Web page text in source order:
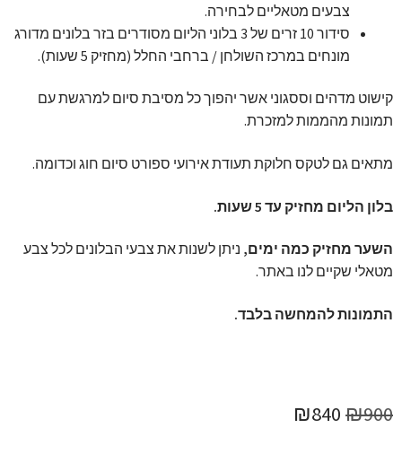
צבעים מטאליים לבחירה.
סידור 10 זרים של 3 בלוני הליום מסודרים בזר בלונים מדורג
מונחים במרכז השולחן / ברחבי החלל (מחזיק 5 שעות).
קישוט מדהים וססגוני אשר יהפוך כל מסיבת סיום למרגשת עם
תמונות מהממות למזכרת.
מתאים גם לטקס חלוקת תעודת אירועי ספורט סיום חוג וכדומה.
בלון הליום מחזיק עד 5 שעות.
השער מחזיק כמה ימים, ניתן לשנות את צבעי הבלונים לכל צבע
מטאלי שקיים לנו באתר.
התמונות להמחשה בלבד.
₪900
המחיר
₪840